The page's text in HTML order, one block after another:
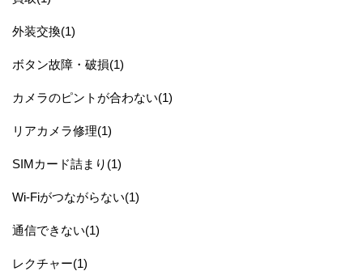
外装交換(1)
ボタン故障・破損(1)
カメラのピントが合わない(1)
リアカメラ修理(1)
SIMカード詰まり(1)
Wi-Fiがつながらない(1)
通信できない(1)
レクチャー(1)